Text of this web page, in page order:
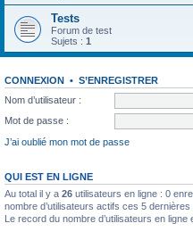
Tests
Forum de test
Sujets : 1
CONNEXION • S’ENREGISTRER
Nom d’utilisateur :
Mot de passe :
J’ai oublié mon mot de passe
QUI EST EN LIGNE
Au total il y a 26 utilisateurs en ligne : 0
nombre d’utilisateurs actifs ces 5 dernières
Le record du nombre d’utilisateurs en ligne